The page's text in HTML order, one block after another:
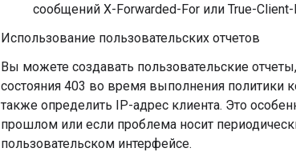
сообщений X-Forwarded-For или True-Client-
Использование пользовательских отчетов
Вы можете создавать пользовательские
состояния 403 во время выполнения политики
также определить IP-адрес клиента. Это
прошлом или если проблема носит
пользовательском интерфейсе.